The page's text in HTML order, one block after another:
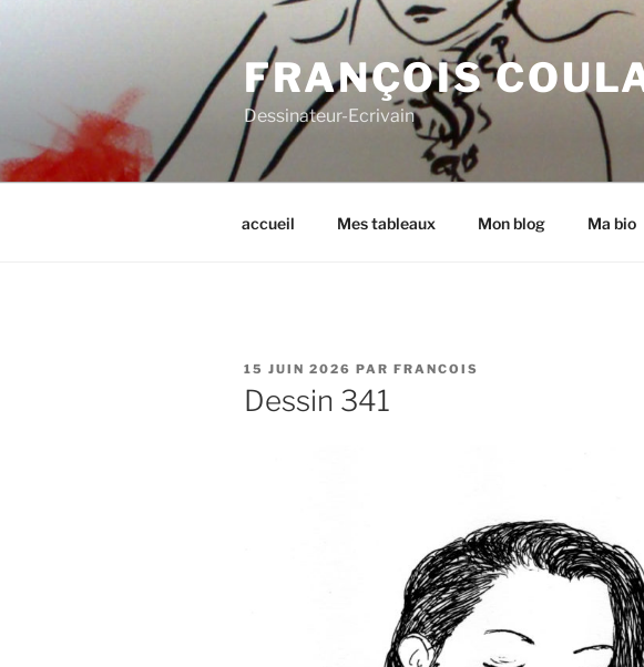
FRANÇOIS
Dessinateur-Ecrivain
accueil Mes tableaux Mon blog Ma bio
PUBLIÉ
LE
15 JUIN 2026 PAR FRANCOIS
Dessin 341